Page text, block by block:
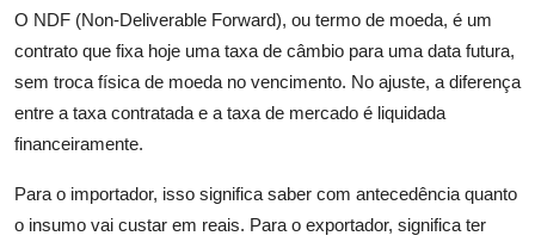
O NDF (Non-Deliverable Forward), ou termo de moeda, é um
contrato que fixa hoje uma taxa de câmbio para uma data futura,
sem troca física de moeda no vencimento. No ajuste, a diferença
entre a taxa contratada e a taxa de mercado é liquidada
financeiramente.
Para o importador, isso significa saber com antecedência quanto
o insumo vai custar em reais. Para o exportador, significa ter